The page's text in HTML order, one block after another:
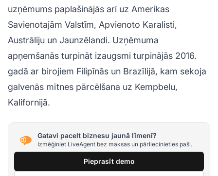
uzņēmums paplašinājās arī uz Amerikas
Savienotajām Valstīm, Apvienoto Karalisti,
Austrāliju un Jaunzēlandi. Uzņēmuma
apņemšanās turpināt izaugsmi turpinājās 2016.
gadā ar birojiem Filipīnās un Brazīlijā, kam sekoja
galvenās mītnes pārcēlšana uz Kempbelu,
Kalifornijā.
Gatavi pacelt biznesu jaunā līmenī?
Izmēģiniet LiveAgent bez maksas un pārliecinieties paši.
Pieprasīt demo